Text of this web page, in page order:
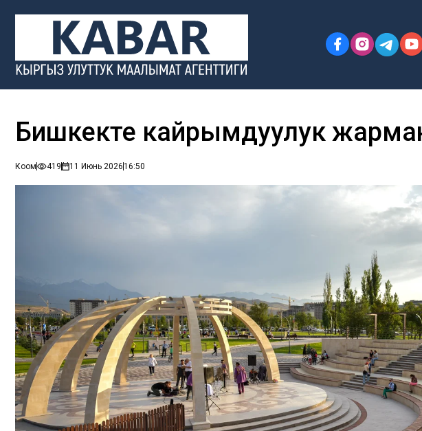
Бишкекте кайрымдуулук
Коом 419 11 Июнь 202616:50